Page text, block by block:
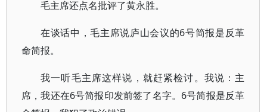
毛主席还点名批评了黄永胜。
在谈话中，毛主席说庐山会议的6号简报是反革
命简报。
我一听毛主席这样说，就赶紧检讨。我说：主
席，我还在6号简报印发前签了名字。6号简报是反革